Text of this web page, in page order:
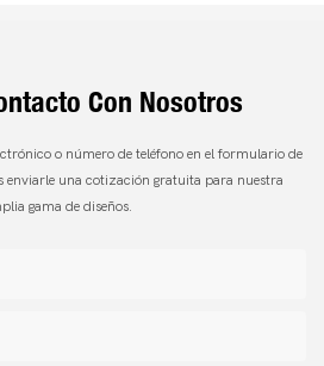
Con Nosotros
o número de teléfono en el formulario de
enviarle una cotización gratuita para nuestra
gama de diseños.